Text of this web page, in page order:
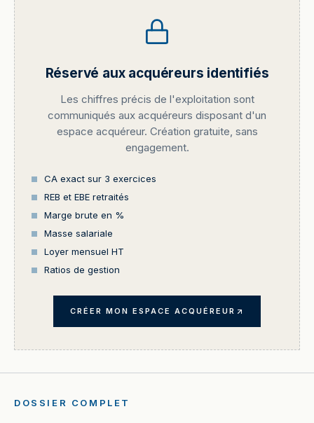
Réservé aux acquéreurs identifiés
Les chiffres précis de l'exploitation sont
communiqués aux acquéreurs disposant d'un
espace acquéreur. Création gratuite, sans
engagement.
CA exact sur 3 exercices
REB et EBE retraités
Marge brute en %
Masse salariale
Loyer mensuel HT
Ratios de gestion
CRÉER MON ESPACE ACQUÉREUR
DOSSIER COMPLET